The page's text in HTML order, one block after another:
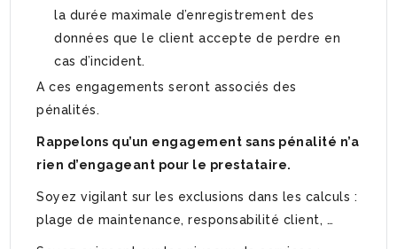
la durée maximale d’enregistrement des
données que le client accepte de perdre en
cas d’incident.
A ces engagements seront associés des
pénalités.
Rappelons qu’un engagement sans pénalité n’a
rien d’engageant pour le prestataire.
Soyez vigilant sur les exclusions dans les calculs :
plage de maintenance, responsabilité client, …